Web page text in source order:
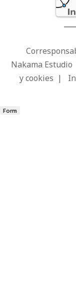
Nakama Estudio
y cookies |
Form